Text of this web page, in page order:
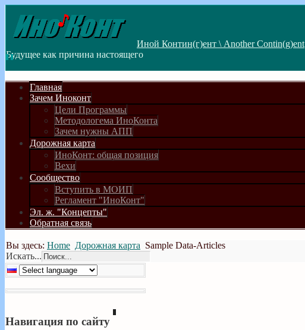
Иной Контин(г)ент \ Another Contin(g)ent
Будущее как причина настоящего
Главная
Зачем Иноконт
Цели Программы
Методологема ИноКонта
Зачем нужны АПП
Дорожная карта
ИноКонт: общая позиция
Вехи
Сообщество
Вступить в МОИП
Регламент "ИноКонт"
Эл. ж. "Концепты"
Обратная связь
Вы здесь: Home Дорожная карта Sample Data-Articles
Искать...
Навигация по сайту